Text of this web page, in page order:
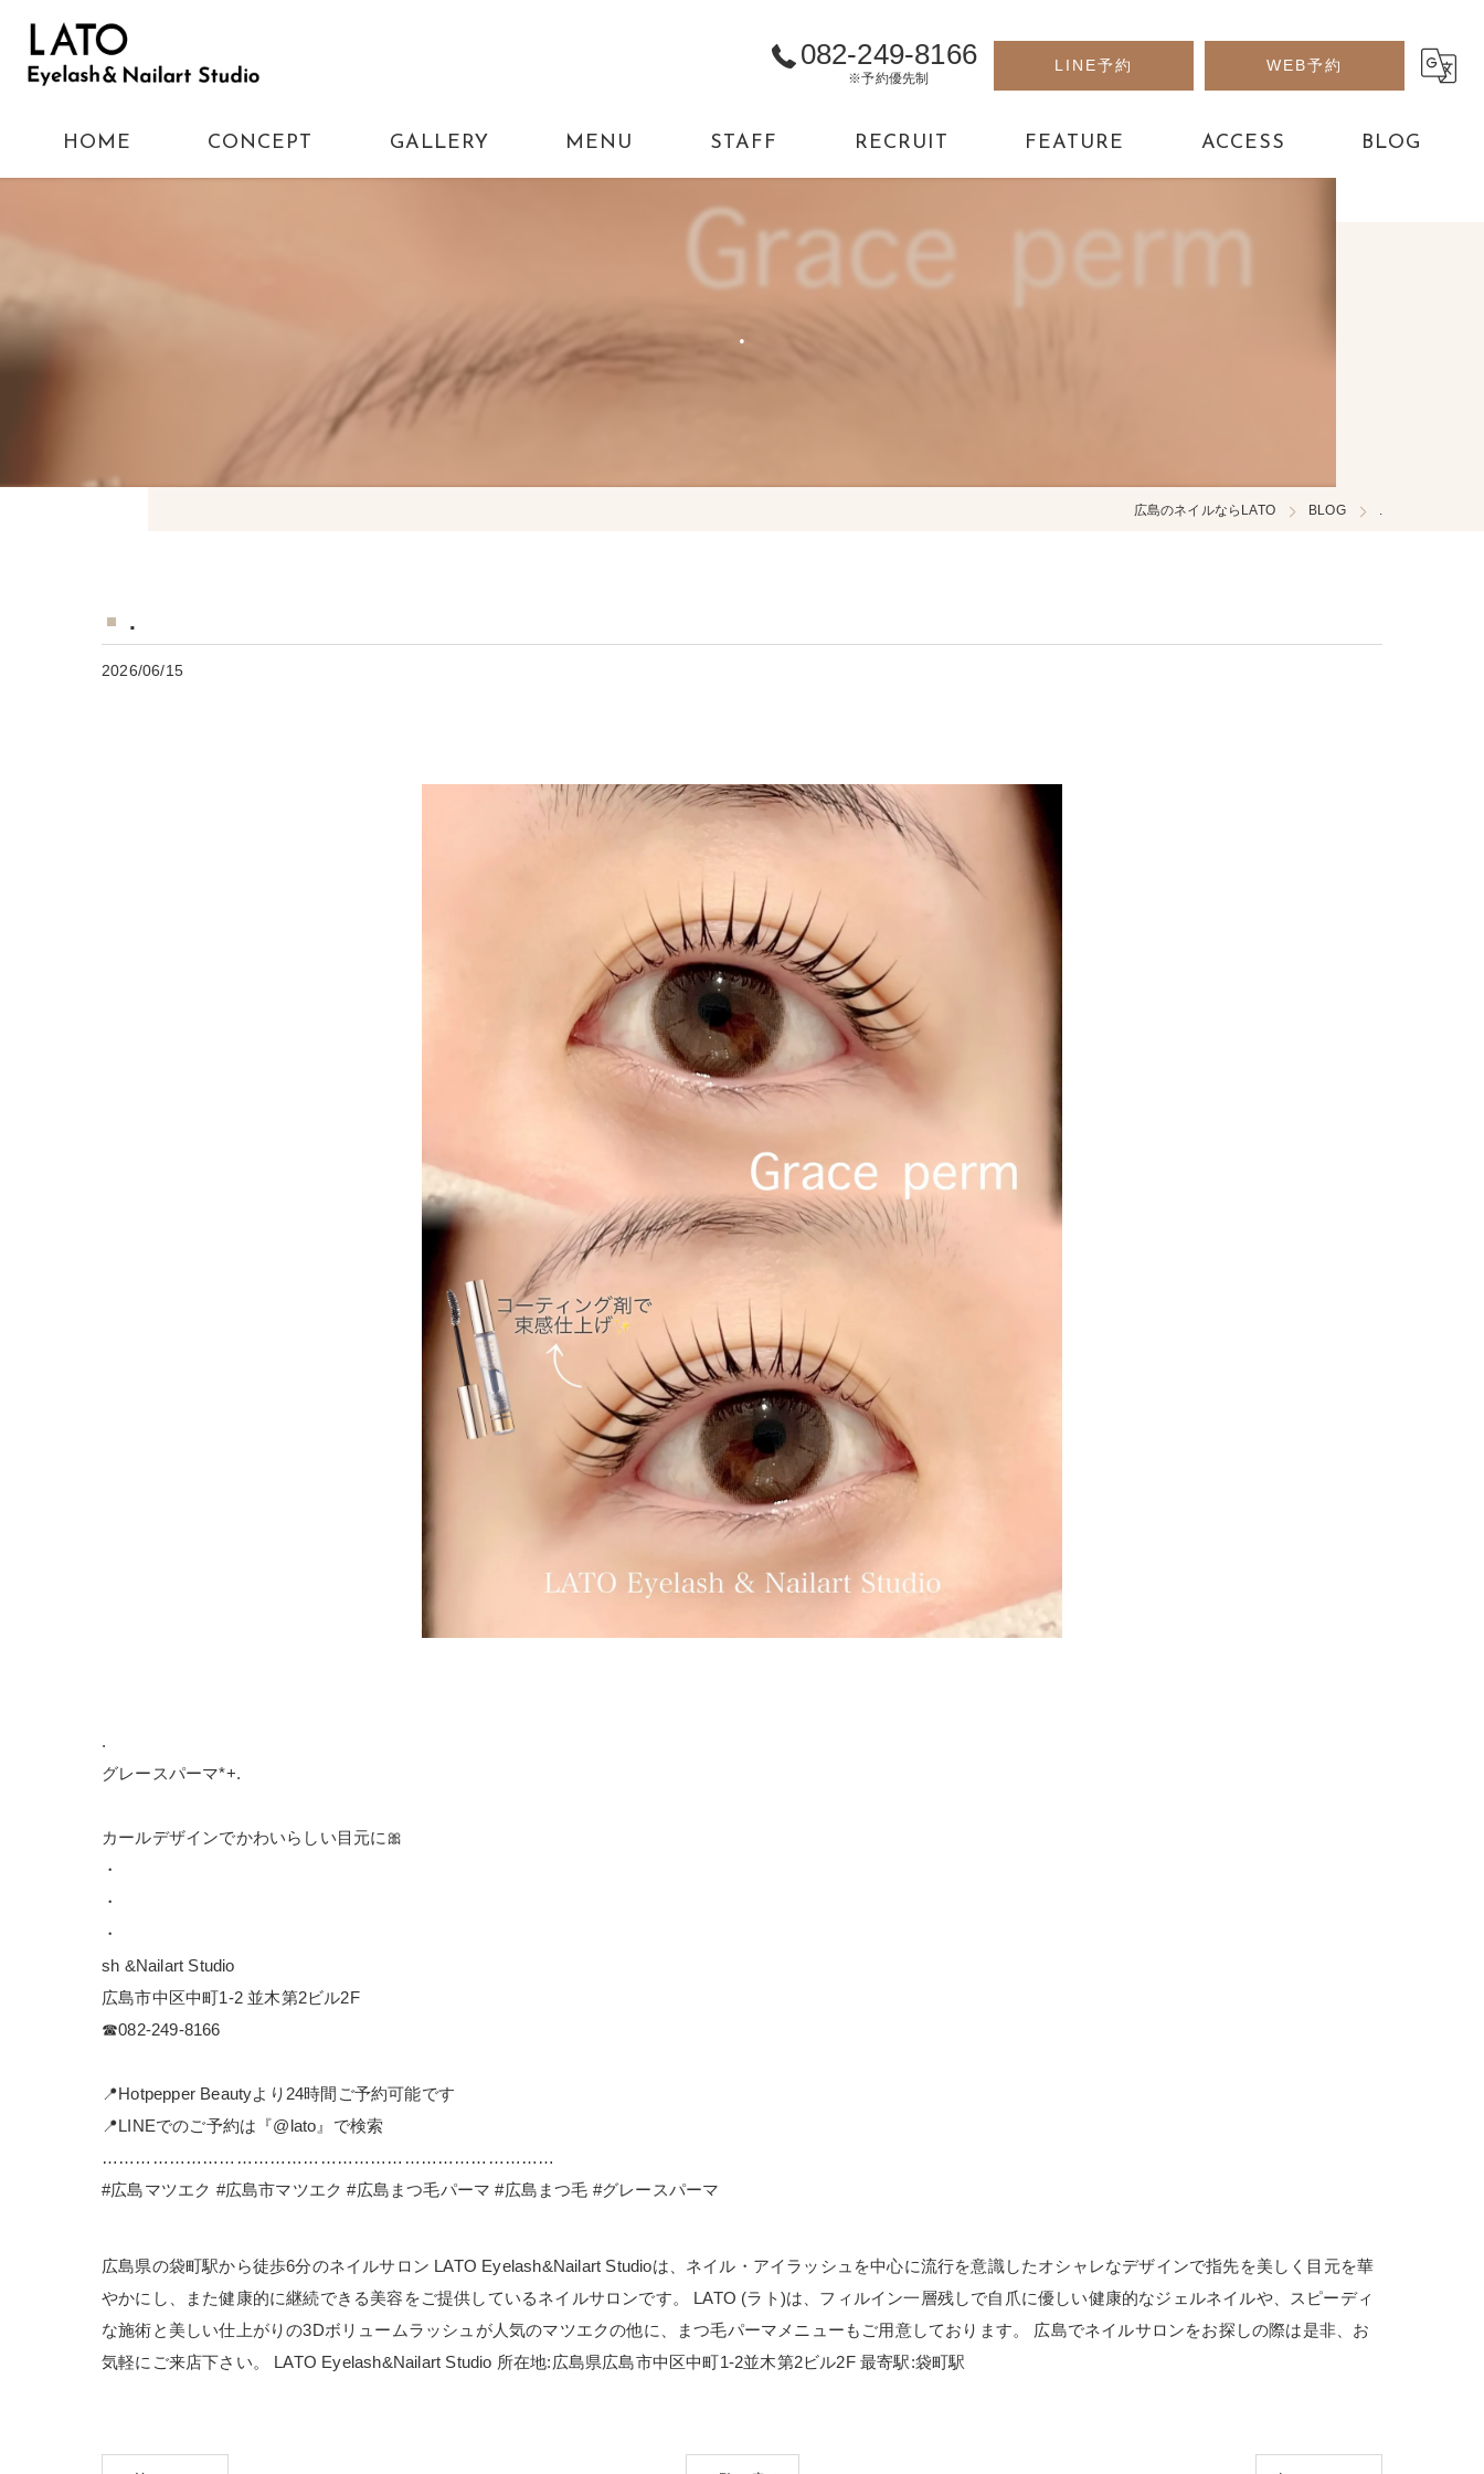
082-249-8166
※予約優先制
LINE予約 WEB予約
HOME CONCEPT GALLERY MENU STAFF RECRUIT FEATURE
パーツ
ACCESS BLOG
.
広島のネイルならLATO BLOG .
.
2026/06/15
.
グレースパーマ*+.
カールデザインでかわいらしい目元に🎀
・
・
・
sh &Nailart Studio
広島市中区中町1-2 並木第2ビル2F
☎︎082-249-8166
📍Hotpepper Beautyより24時間ご予約可能です
📍LINEでのご予約は『@lato』で検索
………………………………………………………………………
#広島マツエク #広島市マツエク #広島まつ毛パーマ #広島まつ毛 #グレースパーマ
広島県の袋町駅から徒歩6分のネイルサロン LATO Eyelash&Nailart Studioは、ネイル・アイラッシュを中心に流行を意識したオシャレなデザインで指先を美しく目元を華
やかにし、また健康的に継続できる美容をご提供しているネイルサロンです。 LATO (ラト)は、フィルイン一層残しで自爪に優しい健康的なジェルネイルや、スピーディ
な施術と美しい仕上がりの3Dボリュームラッシュが人気のマツエクの他に、まつ毛パーマメニューもご用意しております。 広島でネイルサロンをお探しの際は是非、お
気軽にご来店下さい。 LATO Eyelash&Nailart Studio 所在地:広島県広島市中区中町1-2並木第2ビル2F 最寄駅:袋町駅